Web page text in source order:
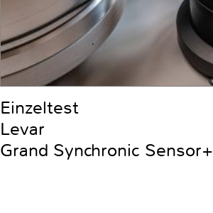
Einzeltest
Levar
Grand Synchronic Sensor+